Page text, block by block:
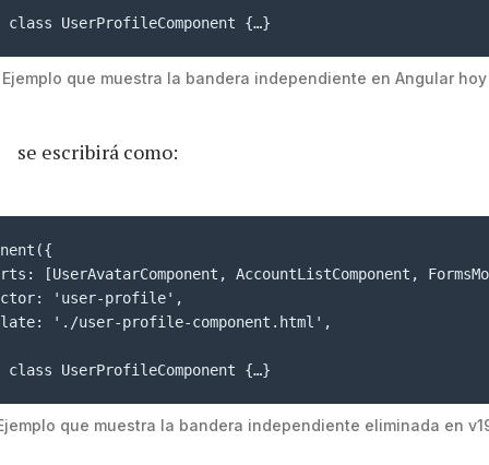
class UserProfileComponent {…}
Ejemplo que muestra la bandera independiente en Angular hoy
se escribirá como:
[UserAvatarComponent, AccountListComponent,
'user-profile',
'./user-profile-component.html',
class UserProfileComponent {…}
que muestra la bandera independiente eliminada en